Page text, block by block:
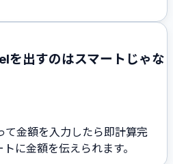
を出すのはスマートじゃな
て金額を入力したら即計算完
に金額を伝えられます。